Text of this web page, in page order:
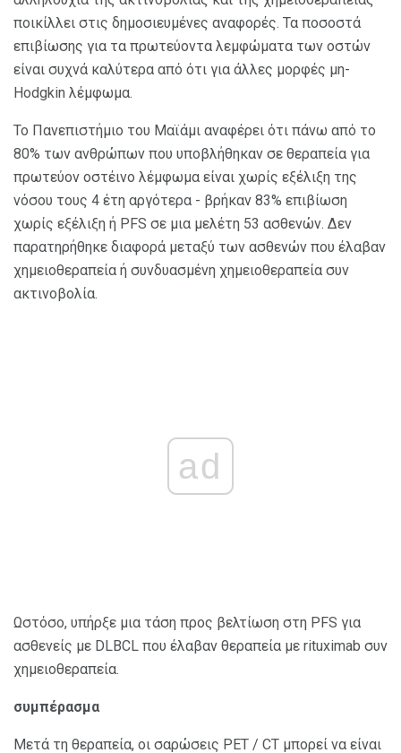
ποικίλλει στις δημοσιευμένες αναφορές. Τα ποσοστά
επιβίωσης για τα πρωτεύοντα λεμφώματα των οστών
είναι συχνά καλύτερα από ότι για άλλες μορφές μη-
Hodgkin λέμφωμα.
Το Πανεπιστήμιο του Μαϊάμι αναφέρει ότι πάνω από το
80% των ανθρώπων που υποβλήθηκαν σε θεραπεία για
πρωτεύον οστέινο λέμφωμα είναι χωρίς εξέλιξη της
νόσου τους 4 έτη αργότερα - βρήκαν 83% επιβίωση
χωρίς εξέλιξη ή PFS σε μια μελέτη 53 ασθενών. Δεν
παρατηρήθηκε διαφορά μεταξύ των ασθενών που έλαβαν
χημειοθεραπεία ή συνδυασμένη χημειοθεραπεία συν
ακτινοβολία.
ad
Ωστόσο, υπήρξε μια τάση προς βελτίωση στη PFS για
ασθενείς με DLBCL που έλαβαν θεραπεία με rituximab συν
χημειοθεραπεία.
συμπέρασμα
Μετά τη θεραπεία, οι σαρώσεις PET / CT μπορεί να είναι